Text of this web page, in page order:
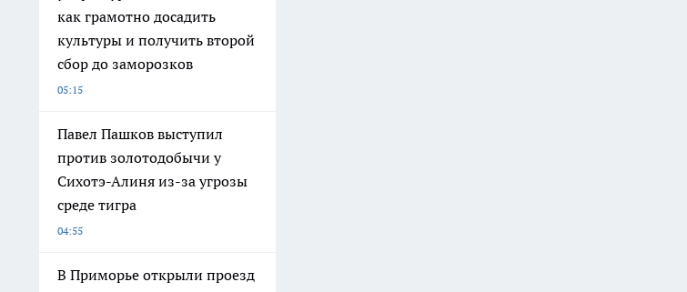
как грамотно досадить
культуры и получить второй
сбор до заморозков
05:15
Павел Пашков выступил
против золотодобычи у
Сихотэ-Алиня из-за угрозы
среде тигра
04:55
В Приморье открыли проезд